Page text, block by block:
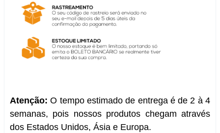
Atenção: O tempo estimado de entrega é de 2 à 4
semanas, pois nossos produtos chegam através
dos Estados Unidos, Ásia e Europa.